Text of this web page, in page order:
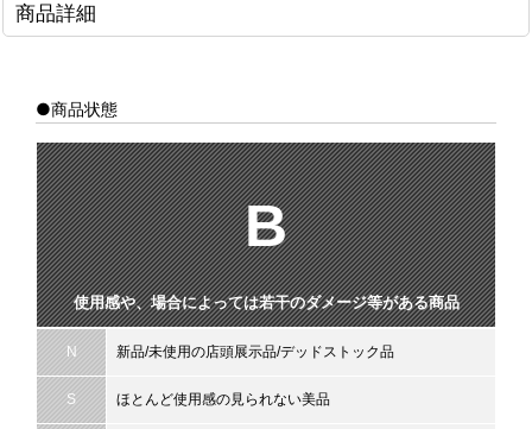
商品詳細
●商品状態
B
使用感や、場合によっては若干のダメージ等がある商品
N 新品/未使用の店頭展示品/デッドストック品
S ほとんど使用感の見られない美品